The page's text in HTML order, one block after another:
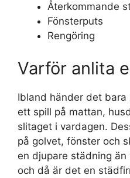
Återkommande
Fönsterputs
Rengöring
Varför anlita
Ibland händer det bara
ett spill på mattan,
slitaget i vardagen.
på golvet, fönster och
en djupare städning
och då är det en